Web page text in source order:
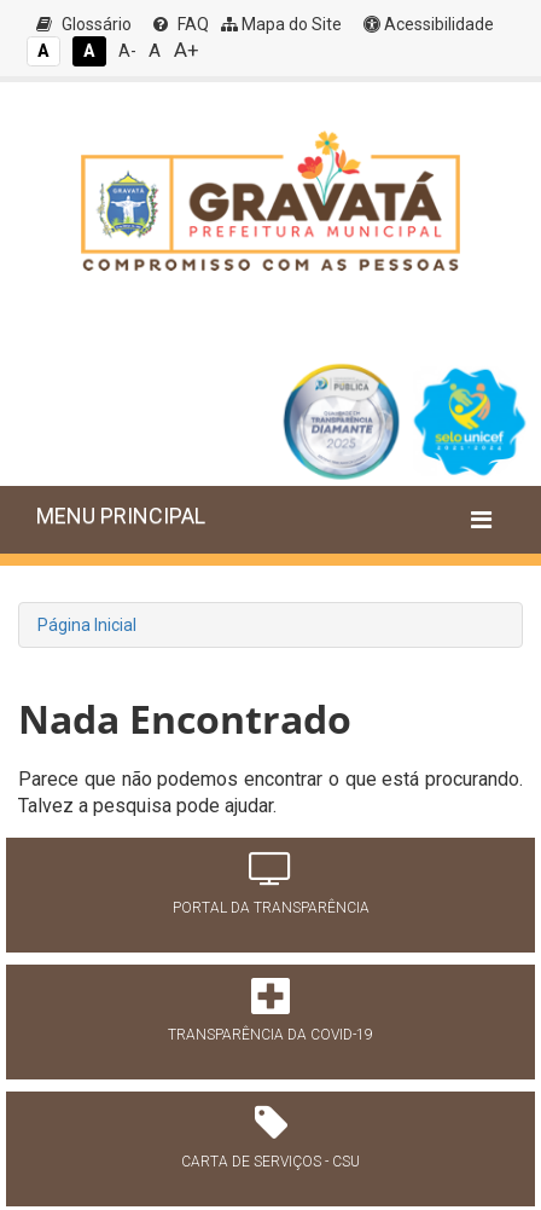
Glossário FAQ Mapa do Site
Acessibilidade
A
A A- A A+
MENU PRINCIPAL
Página Inicial
Nada Encontrado
Parece que não podemos encontrar o que está procurando.
Talvez a pesquisa pode ajudar.
PORTAL DA TRANSPARÊNCIA
TRANSPARÊNCIA DA COVID-19
CARTA DE SERVIÇOS - CSU